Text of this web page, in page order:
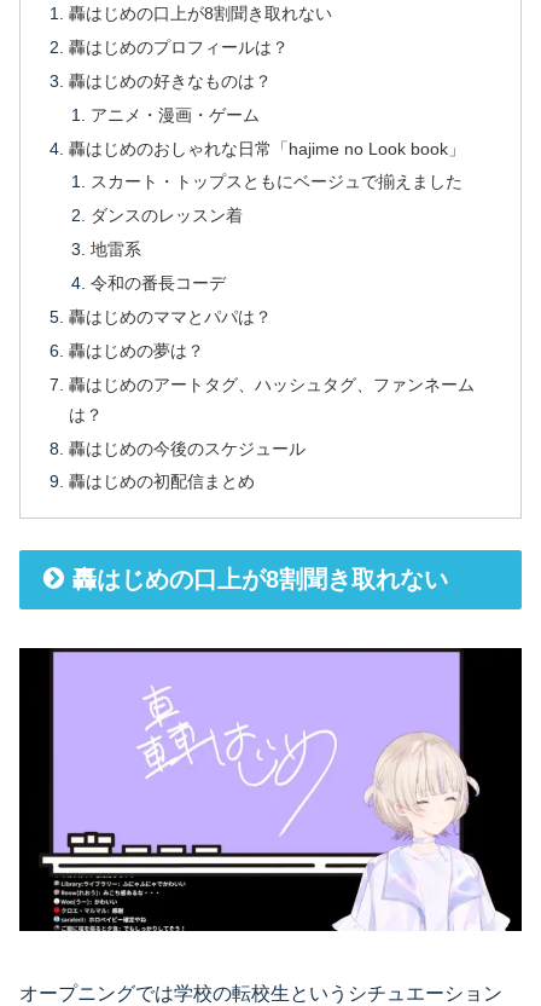
轟はじめの口上が8割聞き取れない
轟はじめのプロフィールは？
轟はじめの好きなものは？
アニメ・漫画・ゲーム
轟はじめのおしゃれな日常「hajime no Look book」
スカート・トップスともにベージュで揃えました
ダンスのレッスン着
地雷系
令和の番長コーデ
轟はじめのママとパパは？
轟はじめの夢は？
轟はじめのアートタグ、ハッシュタグ、ファンネーム
は？
轟はじめの今後のスケジュール
轟はじめの初配信まとめ
轟はじめの口上が8割聞き取れない
オープニングでは学校の転校生というシチュエーション